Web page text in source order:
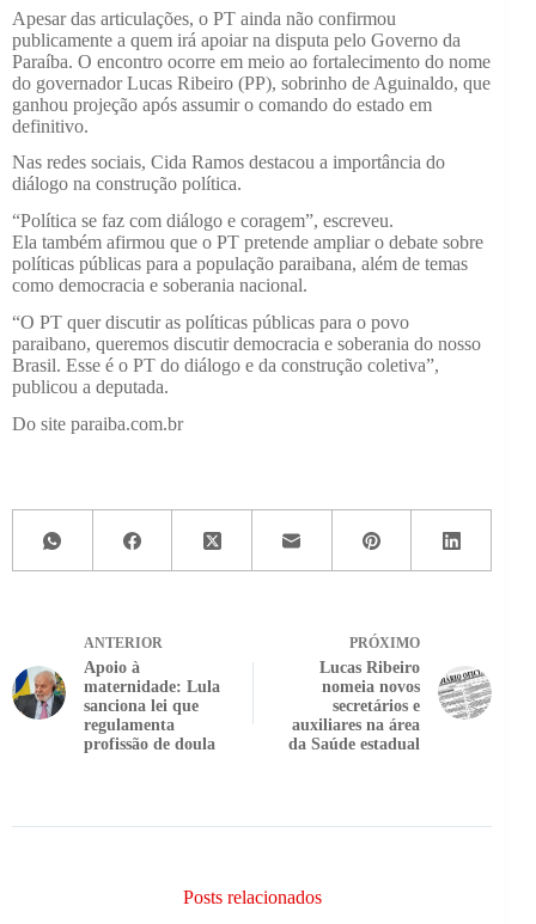
Apesar das articulações, o PT ainda não confirmou
publicamente a quem irá apoiar na disputa pelo Governo da
Paraíba. O encontro ocorre em meio ao fortalecimento do nome
do governador Lucas Ribeiro (PP), sobrinho de Aguinaldo, que
ganhou projeção após assumir o comando do estado em
definitivo.
Nas redes sociais, Cida Ramos destacou a importância do
diálogo na construção política.
“Política se faz com diálogo e coragem”, escreveu.
Ela também afirmou que o PT pretende ampliar o debate sobre
políticas públicas para a população paraibana, além de temas
como democracia e soberania nacional.
“O PT quer discutir as políticas públicas para o povo
paraibano, queremos discutir democracia e soberania do nosso
Brasil. Esse é o PT do diálogo e da construção coletiva”,
publicou a deputada.
Do site paraiba.com.br
ANTERIOR
Apoio à
maternidade: Lula
sanciona lei que
regulamenta
profissão de doula
PRÓXIMO
Lucas Ribeiro
nomeia novos
secretários e
auxiliares na área
da Saúde estadual
Posts relacionados